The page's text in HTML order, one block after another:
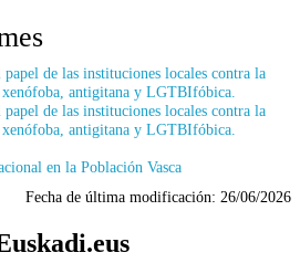
de las instituciones locales contra la
antigitana y LGTBIfóbica.
de las instituciones locales contra la
antigitana y LGTBIfóbica.
en la Población Vasca
Fecha de última modificación: 26/06/2026